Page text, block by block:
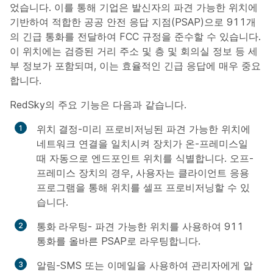
었습니다. 이를 통해 기업은 발신자의 파견 가능한 위치에
기반하여 적합한 공공 안전 응답 지점(PSAP)으로 911개
의 긴급 통화를 전달하여 FCC 규정을 준수할 수 있습니다.
이 위치에는 검증된 거리 주소 및 층 및 회의실 정보 등 세
부 정보가 포함되며, 이는 효율적인 긴급 응답에 매우 중요
합니다.
RedSky의 주요 기능은 다음과 같습니다.
위치 결정-미리 프로비저닝된 파견 가능한 위치에
네트워크 연결을 일치시켜 장치가 온-프레미스일
때 자동으로 엔드포인트 위치를 식별합니다. 오프-
프레미스 장치의 경우, 사용자는 클라이언트 응용
프로그램을 통해 위치를 셀프 프로비저닝할 수 있
습니다.
통화 라우팅- 파견 가능한 위치를 사용하여 911
통화를 올바른 PSAP로 라우팅합니다.
알림-SMS 또는 이메일을 사용하여 관리자에게 알